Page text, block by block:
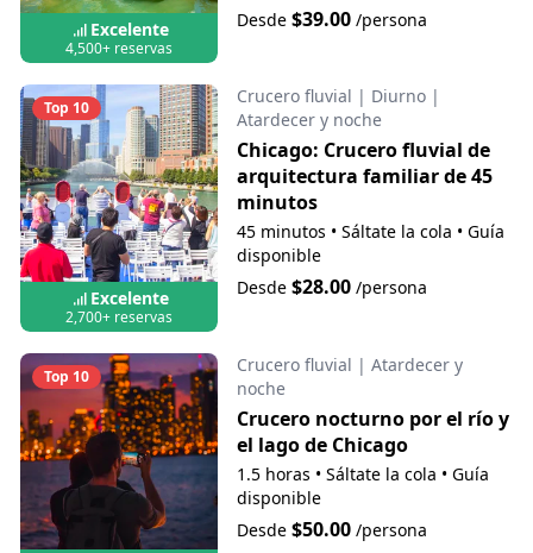
Excelente
4,500+ reservas
Desde $39.00/persona
Top 10
Excelente
2,700+ reservas
Crucero fluvial | Diurno |
Atardecer y noche
Chicago: Crucero fluvial de
arquitectura familiar de 45
minutos
45 minutos • Sáltate la cola • Guía
disponible
Desde $28.00/persona
Top 10
Crucero fluvial | Atardecer y
noche
Crucero nocturno por el río y
el lago de Chicago
1.5 horas • Sáltate la cola • Guía
disponible
Desde $50.00/persona